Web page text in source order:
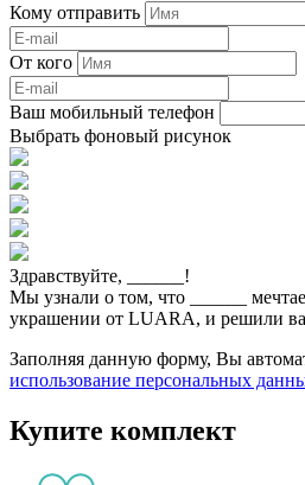
Кому отправить
От кого
Ваш мобильный телефон
Выбрать фоновый рисунок
Здравствуйте,
!
Мы узнали о том, что
украшении от LUARA, и решили
Заполняя данную форму, Вы
использование персональных
Купите комплект